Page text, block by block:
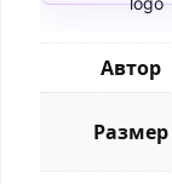
Автор
Размер